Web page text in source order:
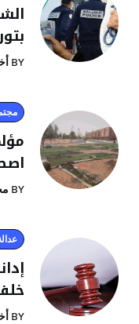
BY
BY
BY